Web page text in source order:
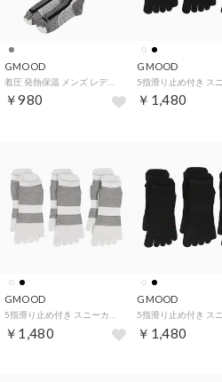
GMOOD
￥980
GMOOD
￥1,480
GMOOD
5指滑り止め付き スニーカー丈 メンズ レディース 3Pソックス スポーツ 靴下 （ホワイト）
￥1,480
GMOOD
￥1,480